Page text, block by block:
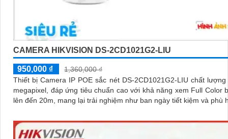
CAMERA HIKVISION DS-2CD1021G2-LIU
950,000 ₫
1,360,000 ₫
Thiết bị Camera IP POE sắc nét DS-2CD1021G2-LIU chất
megapixel, đáp ứng tiêu chuẩn cao với khả năng xem Full Color
lên đến 20m, mang lại trải nghiệm như ban ngày tiết kiệm và phù